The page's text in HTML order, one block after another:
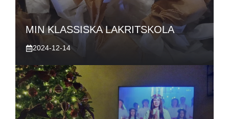
MIN KLASSISKA LAKRITSKOLA
2024-12-14